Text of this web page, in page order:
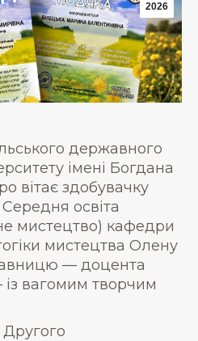
2026
державного
імені Богдана
вітає здобувачку
Середня освіта
мистецтво) кафедри
мистецтва Олену
— доцента
вагомим творчим